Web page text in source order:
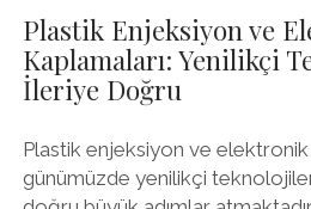
Plastik Enjeksiyon ve
Kaplamaları: Yenilikçi
İleriye Doğru
Plastik enjeksiyon ve elektronik
günümüzde yenilikçi